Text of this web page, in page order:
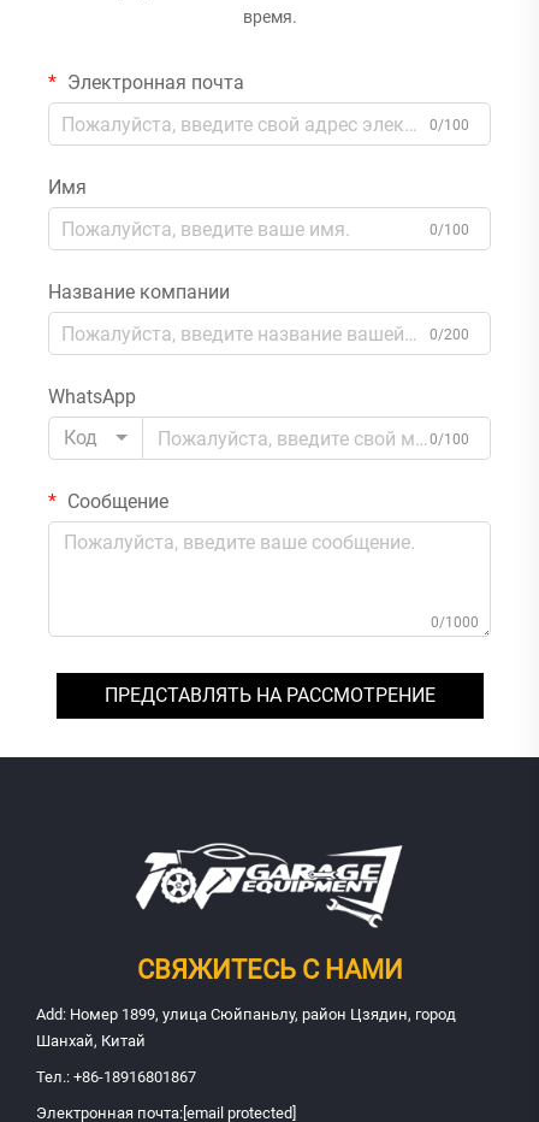
время.
Электронная почта
0/100
Имя
0/100
Название компании
0/200
WhatsApp
Код
0/100
Сообщение
0/1000
ПРЕДСТАВЛЯТЬ НА РАССМОТРЕНИЕ
СВЯЖИТЕСЬ С НАМИ
Add: Номер 1899, улица Сюйпаньлу, район Цзядин, город
Шанхай, Китай
Тел.: +86-18916801867
Электронная почта: [email protected]